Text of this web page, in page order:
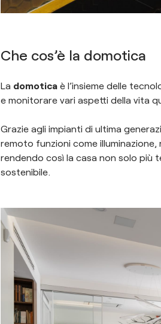
Che cos’è la domotica
La domotica è l’insieme delle
e monitorare vari aspetti della vita
Grazie agli impianti di ultima
remoto funzioni come
rendendo così la casa non solo più
sostenibile.